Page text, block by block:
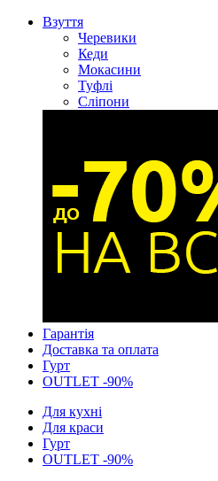
Взуття
Черевики
Кеди
Мокасини
Туфлі
Сліпони
Гарантія
Доставка та оплата
Гурт
OUTLET -90%
Для кухні
Для краси
Гурт
OUTLET -90%